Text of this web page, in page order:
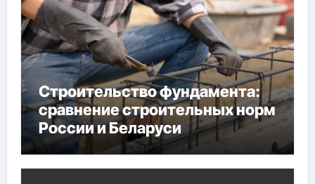
Строительство фундамента:
сравнение строительных норм
России и Беларуси